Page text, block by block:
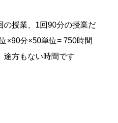
の授業、1回90分の授業だ
×90分×50単位= 750時間
途方もない時間です